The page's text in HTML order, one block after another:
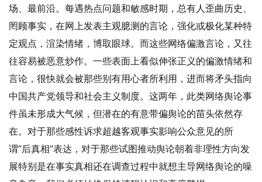
场、最前沿。每遇热点问题和敏感时期，总有人歪曲历史、
罔顾事实，在网上发表主观臆测的言论，强化或极化某种特
定观点，渲染情绪，博取眼球。而这些网络偏激言论，又往
往容易被恶意炒作。一些表面上看似伸张正义的偏激情绪和
言论，很快就会被那些别有用心者所利用，进而将矛头指向
中国共产党领导和社会主义制度。这两年，此类网络舆论事
件虽未形成大气候，但潜在的有意带偏舆论的苗头依然存
在。对于那些感性诉求超越客观事实影响公众意见的所
谓“后真相”表达，对于那些试图推动舆论朝着非理性方向发
展特别是在事实真相还在调查过程中就想主导网络舆论的噪